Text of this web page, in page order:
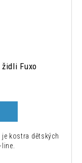
Fuxo
kostra dětských
line.